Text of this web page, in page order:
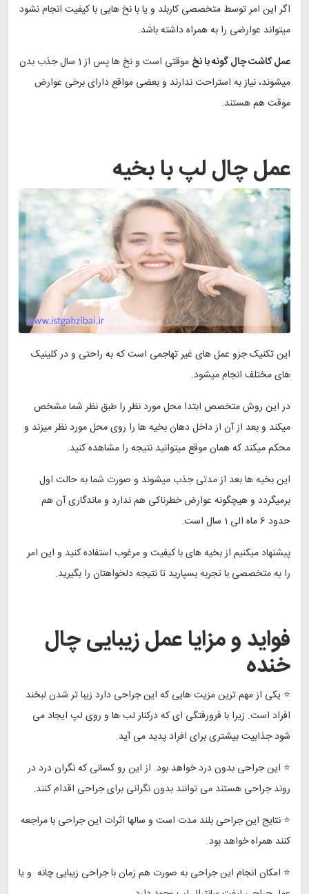
اگر این امر توسط متخصصی کاربلد و یا با نخ هایی با کیفیت انجام نشود
میتواند عوارضی را به همراه داشته باشد.
عمل کاشت چال گونه با نخ
موقتی است و نخ ها پس از 1 سال جذب بدن
میشوند، نیاز به استراحت ندارند و بعضی مواقع دارای برخی عوارض
موقت هم هستند.
عمل چال لپ با بخیه
این تکنیک جزو عمل های غیر تهاجمی است که به راحتی و در کلینیک
های مختلف انجام میشود.
در این روش متخصص ابتدا محل مورد نظر را طبق نظر شما مشخص
میکند و بعد از آن از داخل دهان بخیه ها را روی محل مورد نظر میزند و
محکم میکند که همان موقع میتوانید نتیجه را مشاهده کنید.
این بخیه ها بعد از مدتی جذب میشوند و صورت شما به حالت اول
برمیگردد و هیچگونه عوارض خطرناکی هم ندارد و ماندگاری آن هم
حدود 6 ماه الی 1 سال است.
پیشنهاد میکنیم از بخیه های با کیفیت و مرغوب استفاده کنید و این امر
را به متخصصی با تجربه بسپارید تا نتیجه دلخواهتان را بگیرید.
فواید و مزایا عمل زیبایی چال
خنده
⭐ یکی از مهم ترین مزیت هایی که این جراحی دارد زیبا تر شدن لبخند
افراد است. زیرا با فرورفتگی ای که درکنار لب ها و روی لپ ایجاد می
شود جذابیت بیشتری برای افراد پدید می آید.
⭐ این جراحی بدون درد خواهد بود. از این رو کسانی که نگران درد در
روند جراحی هستند می توانند بدون نگرانی برای جراحی اقدام کنند.
⭐ نتایج این جراحی بلند مدت است و سالها اثرات این جراحی با مراجعه
کنند همراه خواهد بود.
⭐ امکان انجام این جراحی به صورت هم زمان با جراحی زیبایی چانه و یا